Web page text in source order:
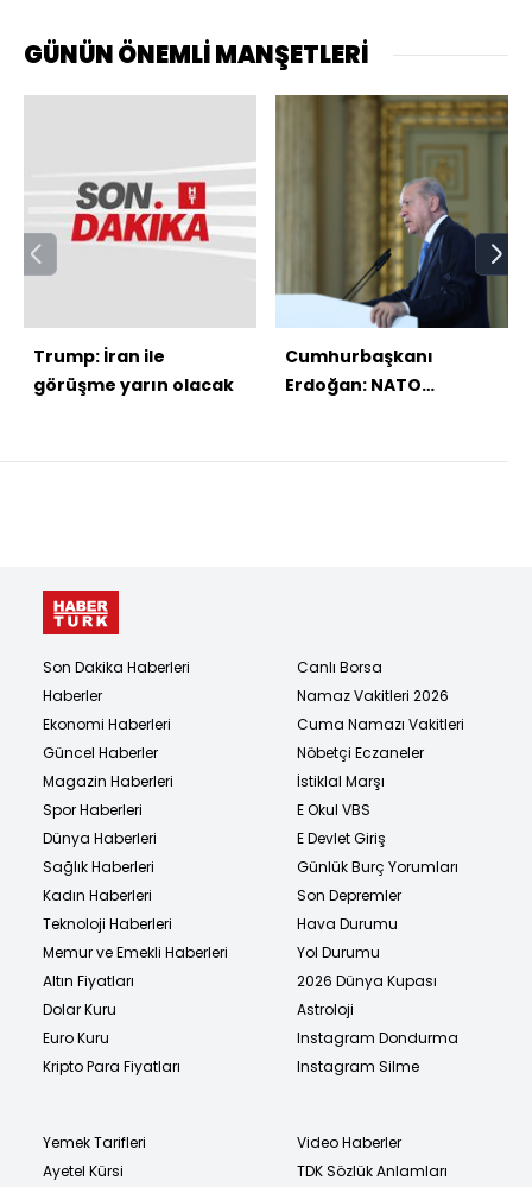
GÜNÜN ÖNEMLİ MANŞETLERİ
Trump: İran ile
görüşme yarın olacak
Cumhurbaşkanı
Erdoğan: NATO
Son Dakika Haberleri
Haberler
Ekonomi Haberleri
Güncel Haberler
Magazin Haberleri
Spor Haberleri
Dünya Haberleri
Sağlık Haberleri
Kadın Haberleri
Teknoloji Haberleri
Memur ve Emekli Haberleri
Altın Fiyatları
Dolar Kuru
Euro Kuru
Kripto Para Fiyatları
Canlı Borsa
Namaz Vakitleri 2026
Cuma Namazı Vakitleri
Nöbetçi Eczaneler
İstiklal Marşı
E Okul VBS
E Devlet Giriş
Günlük Burç Yorumları
Son Depremler
Hava Durumu
Yol Durumu
2026 Dünya Kupası
Astroloji
Instagram Dondurma
Instagram Silme
Yemek Tarifleri
Ayetel Kürsi
Video Haberler
TDK Sözlük Anlamları